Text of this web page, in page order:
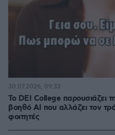
Το DEI College παρουσιάζει
βοηθό AI που αλλάζει τον
φοιτητές
30.07.2026, 09:33